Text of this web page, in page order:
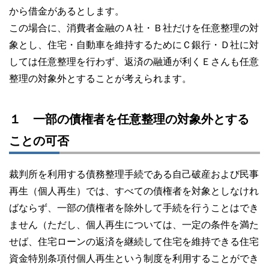
から借金があるとします。
この場合に、消費者金融のＡ社・Ｂ社だけを任意整理の対
象とし、住宅・自動車を維持するためにＣ銀行・Ｄ社に対
しては任意整理を行わず、返済の融通が利くＥさんも任意
整理の対象外とすることが考えられます。
１ 一部の債権者を任意整理の対象外とする
ことの可否
裁判所を利用する債務整理手続である自己破産および民事
再生（個人再生）では、すべての債権者を対象としなけれ
ばならず、一部の債権者を除外して手続を行うことはでき
ません（ただし、個人再生については、一定の条件を満た
せば、住宅ローンの返済を継続して住宅を維持できる住宅
資金特別条項付個人再生という制度を利用することができ